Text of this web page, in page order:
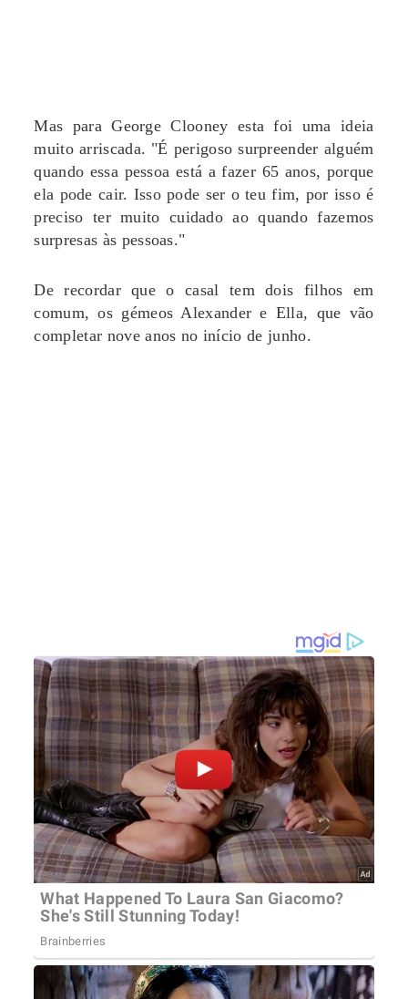
Mas para George Clooney esta foi uma ideia
muito arriscada. "É perigoso surpreender alguém
quando essa pessoa está a fazer 65 anos, porque
ela pode cair. Isso pode ser o teu fim, por isso é
preciso ter muito cuidado ao quando fazemos
surpresas às pessoas."
De recordar que o casal tem dois filhos em
comum, os gémeos Alexander e Ella, que vão
completar nove anos no início de junho.